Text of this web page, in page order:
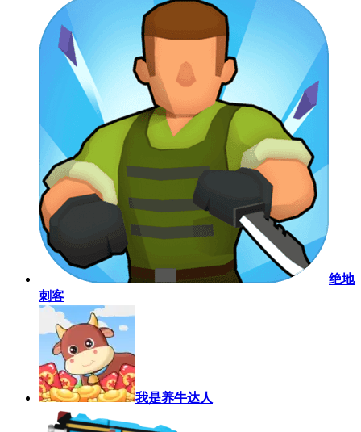
绝地
刺客
我是养牛达人